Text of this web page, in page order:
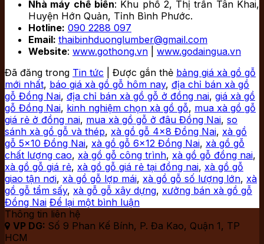
Nhà máy chế biến: Khu phố 2, Thị trấn Tân Khai,
Huyện Hớn Quản, Tỉnh Bình Phước.
Hotline: 090 2288 097
Email: thaibinhduonglumber@gmail.com
Website: www.gothong.vn
www.godaingua.vn
Đã đăng trong Tin tức Được gắn thẻ bảng giá xà gồ gỗ
mới nhất, báo giá xà gồ gỗ hôm nay, địa chỉ bán xà gồ
gỗ Đồng Nai, địa chỉ bán xà gồ gỗ ở đồng nai, giá xà gồ
gỗ Đồng Nai, kinh nghiệm chọn xà gồ gỗ, mua xà gồ gỗ
giá rẻ ở đồng nai, mua xà gồ gỗ ở đâu Đồng Nai, so
sánh xà gồ gỗ và thép, xà gồ gỗ 4x8 Đồng Nai, xà gồ
gỗ 5x10 Đồng Nai, xà gồ gỗ 6x12 Đồng Nai, xà gồ gỗ
chất lượng cao, xà gồ gỗ công trình, xà gồ gỗ đồng nai,
xà gồ gỗ giá rẻ, xà gồ gỗ giá rẻ tại đồng nai, xà gồ gỗ
giao tận nơi, xà gồ gỗ lợp mái, xà gồ gỗ số lượng lớn, xà
gồ gỗ tẩm sấy, xà gỗ gỗ xây dựng, xưởng bán xà gồ gỗ
Đồng Nai Để lại một bình luận
Thông tin liên hệ
 VP DG: Số 9 Phan Kế Bính, P. Đa Kao, Quận 1, TP
HCM